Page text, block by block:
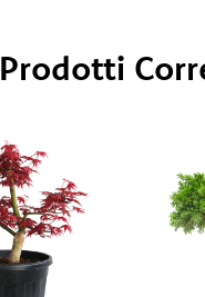
Prodotti